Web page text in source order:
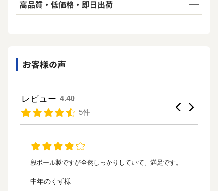
高品質・低価格・即日出荷
お客様の声
レビュー 4.40
5件
段ボール製ですが全然しっかりしていて、満足です。
中年のくず様